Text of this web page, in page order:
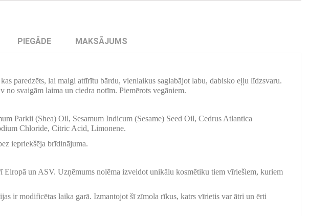
PIEGĀDE MAKSĀJUMS
paredzēts, lai maigi attīrītu bārdu, vienlaikus saglabājot labu, dabisko eļļu līdzsvaru.
no svaigām laima un ciedra notīm. Piemērots vegāniem.
Parkii (Shea) Oil, Sesamum Indicum (Sesame) Seed Oil, Cedrus Atlantica
Chloride, Citric Acid, Limonene.
iepriekšēja brīdinājuma.
un ASV. Uzņēmums nolēma izveidot unikālu kosmētiku tiem vīriešiem, kuriem
ir modificētas laika garā. Izmantojot šī zīmola rīkus, katrs vīrietis var ātri un ērti